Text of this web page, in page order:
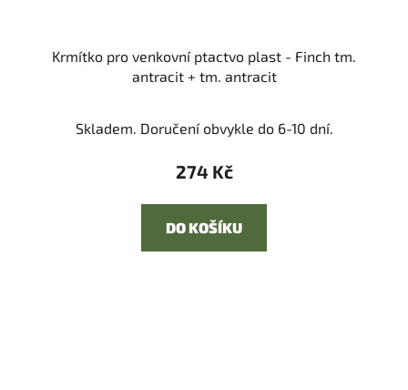
Krmítko pro venkovní ptactvo plast - Finch tm.
antracit + tm. antracit
Skladem. Doručení obvykle do 6-10 dní.
274 Kč
DO KOŠÍKU